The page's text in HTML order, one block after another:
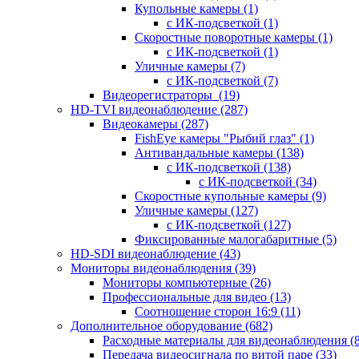
Купольные камеры (1)
с ИК-подсветкой (1)
Скоростные поворотные камеры (1)
с ИК-подсветкой (1)
Уличные камеры (7)
с ИК-подсветкой (7)
Видеорегистраторы (19)
HD-TVI видеонаблюдение (287)
Видеокамеры (287)
FishEye камеры "Рыбий глаз" (1)
Антивандальные камеры (138)
с ИК-подсветкой (138)
с ИК-подсветкой (34)
Скоростные купольные камеры (9)
Уличные камеры (127)
с ИК-подсветкой (127)
Фиксированные малогабаритные (5)
HD-SDI видеонаблюдение (43)
Мониторы видеонаблюдения (39)
Мониторы компьютерные (26)
Профессиональные для видео (13)
Соотношение сторон 16:9 (11)
Дополнительное оборудование (682)
Расходные материалы для видеонаблюдения
Передача видеосигнала по витой паре (33)